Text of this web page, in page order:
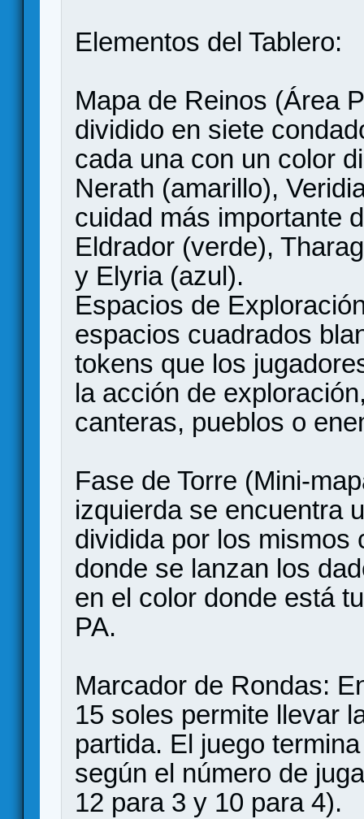
Elementos del Tablero:
​Mapa de Reinos (Área
dividido en siete
cada una con un color
Nerath (amarillo),
cuidad más importante
Eldrador (verde),
y Elyria (azul).
​Espacios de
espacios cuadrados
tokens que los
la acción de
canteras, pueblos o
​Fase de Torre (Mini-
izquierda se encuentra
dividida por los mismos
donde se lanzan los
en el color donde está
PA.
Marcador de Rondas:
15 soles permite llevar
partida. El juego
según el número de
12 para 3 y 10 para 4).